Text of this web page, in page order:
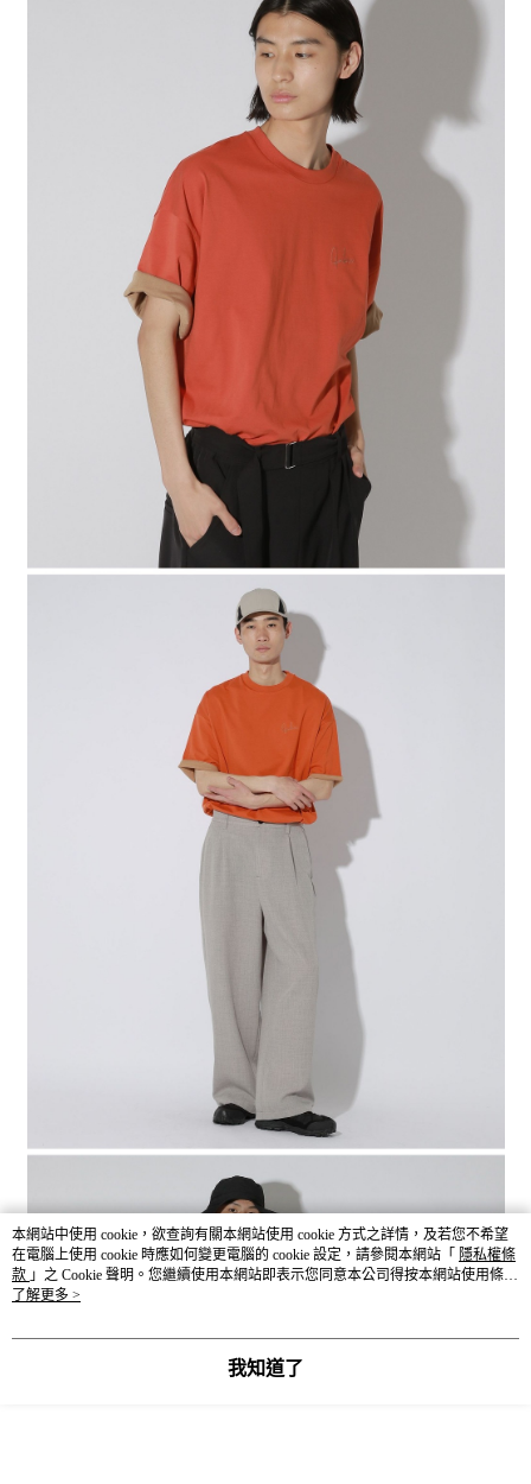
本網站中使用 cookie，欲查詢有關本網站使用 cookie 方式之詳情，及若您不希望
在電腦上使用 cookie 時應如何變更電腦的 cookie 設定，請參閱本網站「 隱私權條
款 」之 Cookie 聲明。您繼續使用本網站即表示您同意本公司得按本網站使用條款
之 Cookie 聲明使用 cookie。
了解更多 >
我知道了